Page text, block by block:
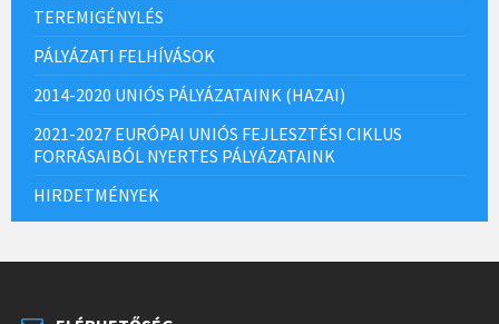
TEREMIGÉNYLÉS
PÁLYÁZATI FELHÍVÁSOK
2014-2020 UNIÓS PÁLYÁZATAINK (HAZAI)
2021-2027 EURÓPAI UNIÓS FEJLESZTÉSI CIKLUS
FORRÁSAIBÓL NYERTES PÁLYÁZATAINK
HIRDETMÉNYEK